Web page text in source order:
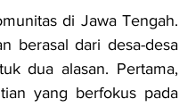
di Jawa Tengah.
berasal dari desa-desa
dua alasan. Pertama,
yang berfokus pada